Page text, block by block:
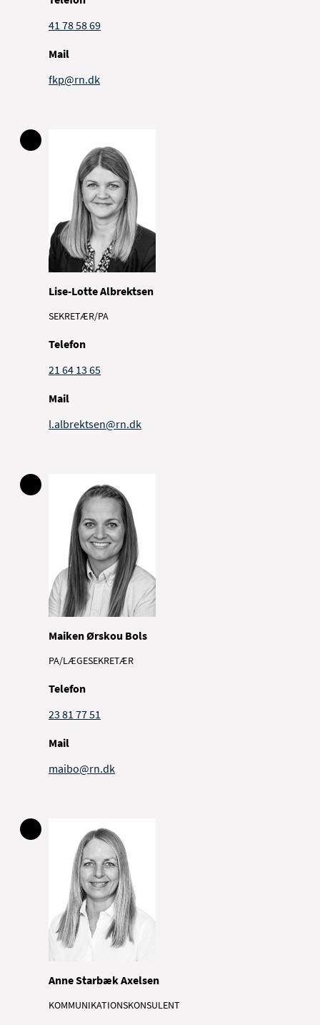
41 78 58 69
Mail
fkp@rn.dk
Lise-Lotte Albrektsen
SEKRETÆR/PA
Telefon
21 64 13 65
Mail
l.albrektsen@rn.dk
Maiken Ørskou Bols
PA/LÆGESEKRETÆR
Telefon
23 81 77 51
Mail
maibo@rn.dk
Anne Starbæk Axelsen
KOMMUNIKATIONSKONSULENT